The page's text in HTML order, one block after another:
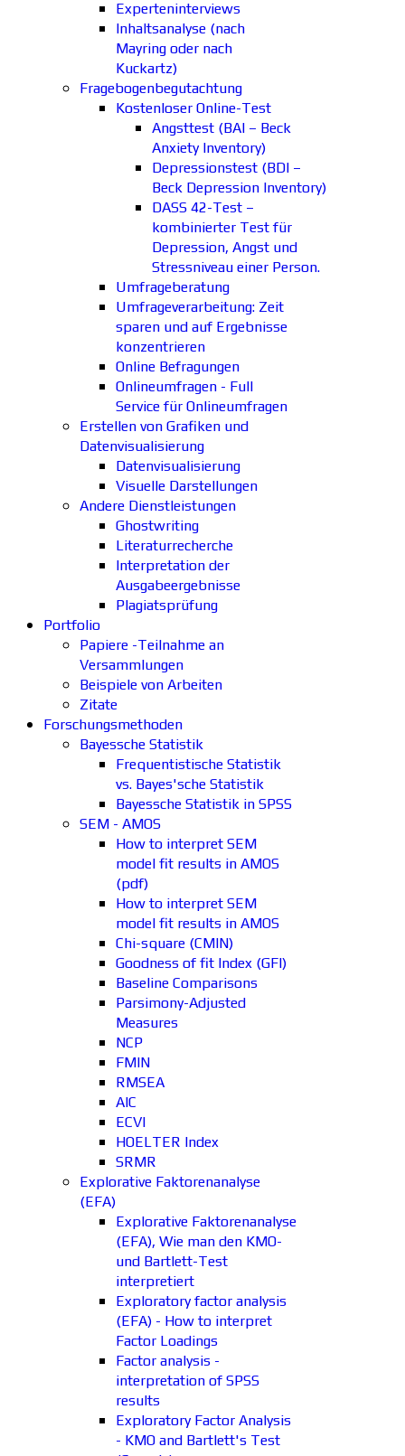
Experteninterviews
Inhaltsanalyse (nach
Mayring oder nach
Kuckartz)
Fragebogenbegutachtung
Kostenloser Online-Test
Angsttest (BAI – Beck
Anxiety Inventory)
Depressionstest (BDI –
Beck Depression Inventory)
DASS 42-Test –
kombinierter Test für
Depression, Angst und
Stressniveau einer Person.
Umfrageberatung
Umfrageverarbeitung: Zeit
sparen und auf Ergebnisse
konzentrieren
Online Befragungen
Onlineumfragen - Full
Service für Onlineumfragen
Erstellen von Grafiken und
Datenvisualisierung
Datenvisualisierung
Visuelle Darstellungen
Andere Dienstleistungen
Ghostwriting
Literaturrecherche
Interpretation der
Ausgabeergebnisse
Plagiatsprüfung
Portfolio
Papiere -Teilnahme an
Versammlungen
Beispiele von Arbeiten
Zitate
Forschungsmethoden
Bayessche Statistik
Frequentistische Statistik
vs. Bayes'sche Statistik
Bayessche Statistik in SPSS
SEM - AMOS
How to interpret SEM
model fit results in AMOS
(pdf)
How to interpret SEM
model fit results in AMOS
Chi-square (CMIN)
Goodness of fit Index (GFI)
Baseline Comparisons
Parsimony-Adjusted
Measures
NCP
FMIN
RMSEA
AIC
ECVI
HOELTER Index
SRMR
Explorative Faktorenanalyse
(EFA)
Explorative Faktorenanalyse
(EFA), Wie man den KMO-
und Bartlett-Test
interpretiert
Exploratory factor analysis
(EFA) - How to interpret
Factor Loadings
Factor analysis -
interpretation of SPSS
results
Exploratory Factor Analysis
- KMO and Bartlett's Test